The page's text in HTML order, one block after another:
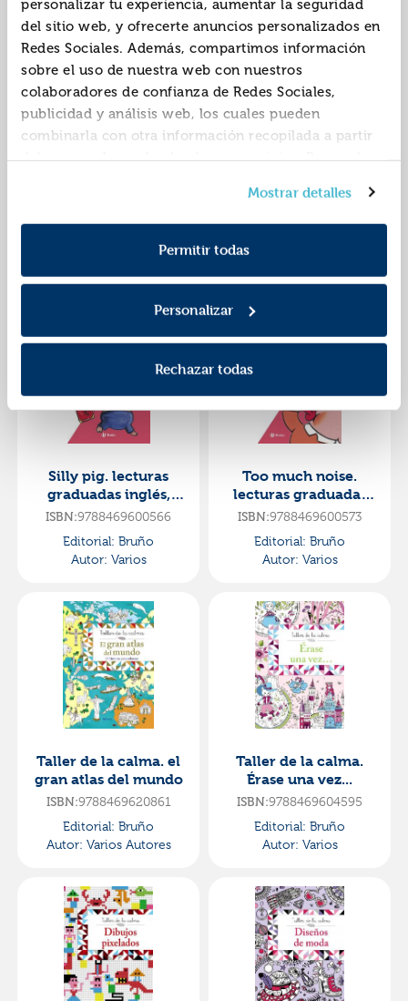
personalizar tu experiencia, aumentar la seguridad
del sitio web, y ofrecerte anuncios personalizados en
Redes Sociales. Además, compartimos información
sobre el uso de nuestra web con nuestros
colaboradores de confianza de Redes Sociales,
publicidad y análisis web, los cuales pueden
combinarla con otra información recopilada a partir
del uso que hayas hecho de sus servicios. Recuerda
consentimiento en cualquier momento. Para más
información consulta laPolítica de Cookiesy la
Política de Privacidad.
Mostrar detalles
Permitir todas
Personalizar
Rechazar todas
nivel 1
Autor:Varios
Good dog, rover.
inglés, nivel 2
Autor:Varios
Silly pig. lecturas
graduadas inglés,
nivel 2
ISBN:9788469600566
Editorial: Bruño
Autor: Varios
Too much noise.
lecturas graduadas
en inglés, nivel 2
ISBN:9788469600573
Editorial: Bruño
Autor: Varios
Taller de la calma. el
gran atlas del mundo
ISBN:9788469620861
Editorial: Bruño
Autor: Varios Autores
Taller de la calma.
Érase una vez...
ISBN:9788469604595
Editorial: Bruño
Autor: Varios